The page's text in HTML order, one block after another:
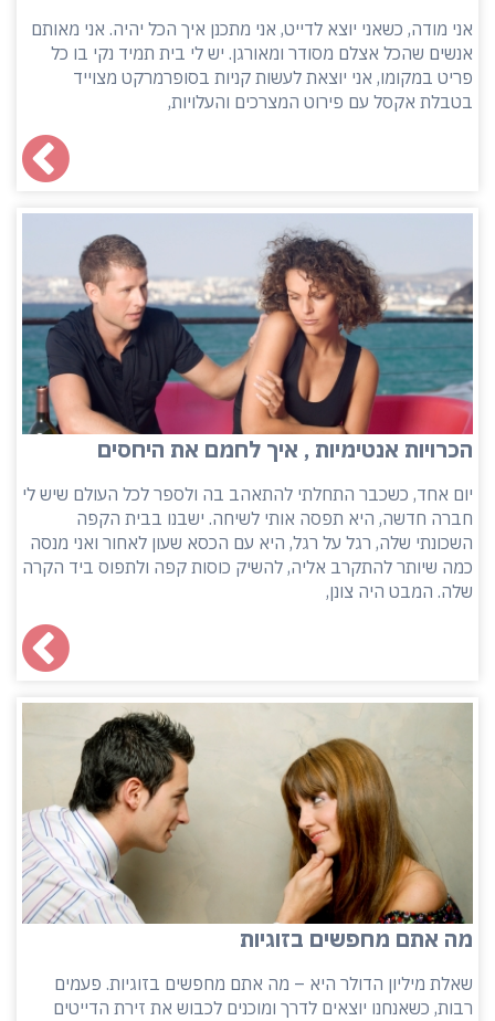
אני מודה, כשאני יוצא לדייט, אני מתכנן איך הכל יהיה. אני מאותם
אנשים שהכל אצלם מסודר ומאורגן. יש לי בית תמיד נקי בו כל
פריט במקומו, אני יוצאת לעשות קניות בסופרמרקט מצוייד
בטבלת אקסל עם פירוט המצרכים והעלויות,
הכרויות אנטימיות , איך לחמם את היחסים
יום אחד, כשכבר התחלתי להתאהב בה ולספר לכל העולם שיש לי
חברה חדשה, היא תפסה אותי לשיחה. ישבנו בבית הקפה
השכונתי שלה, רגל על רגל, היא עם הכסא שעון לאחור ואני מנסה
כמה שיותר להתקרב אליה, להשיק כוסות קפה ולתפוס ביד הקרה
שלה. המבט היה צונן,
מה אתם מחפשים בזוגיות
שאלת מיליון הדולר היא – מה אתם מחפשים בזוגיות. פעמים
רבות, כשאנחנו יוצאים לדרך ומוכנים לכבוש את זירת הדייטים